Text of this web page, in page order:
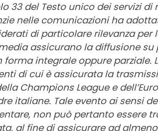
33 del Testo unico dei servizi
nelle comunicazioni ha
di particolare rilevanza per
assicurano la diffusione
integrale oppure parziale.
di cui è assicurata la
Champions League e
italiane. Tale evento ai sensi
non può pertanto essere
al fine di assicurare ad almeno